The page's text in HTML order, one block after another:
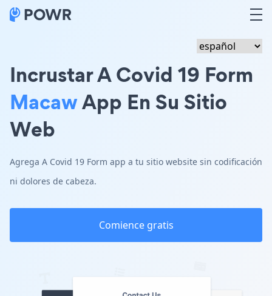
Incrustar A Covid 19 Form
MacawApp En Su Sitio
Web
Agrega A Covid 19 Form app a tu sitio website sin codificación
ni dolores de cabeza.
Comience gratis